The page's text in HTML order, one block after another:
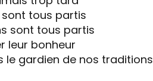
sont tous partis
sont tous partis
leur bonheur
le gardien de nos traditions